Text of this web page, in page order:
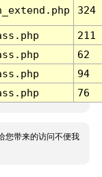
324
211
62
94
76
您带来的访问不便我